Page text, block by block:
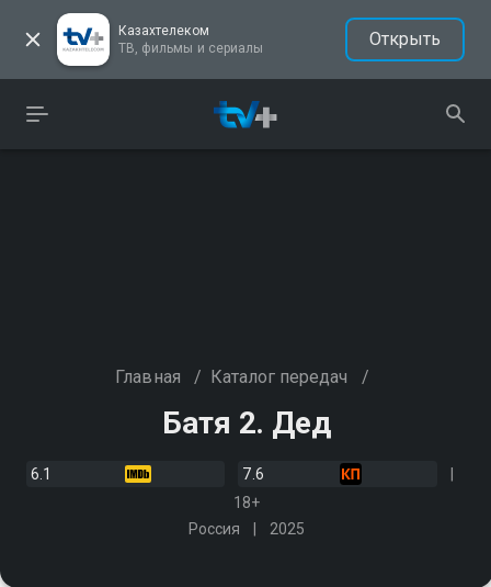
Казахтелеком
ТВ, фильмы и сериалы
Открыть
Главная / Каталог передач /
Батя 2. Дед
6.1
7.6
18+
Россия
2025